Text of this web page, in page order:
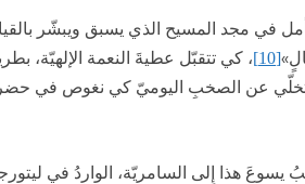
في مجد المسيح الذي يسبق ويبشّر
[10] ، كي تتقبّل عطيةَ النعمة الإلهيّة،
عن الصخبِ اليوميّ كي نغوص في حضرة
يسوعَ هذا إِلى السامريّة، الواردُ في